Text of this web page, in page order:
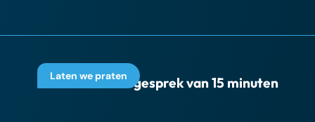
Plan een adviesgesprek van 15 minuten
Laten we praten